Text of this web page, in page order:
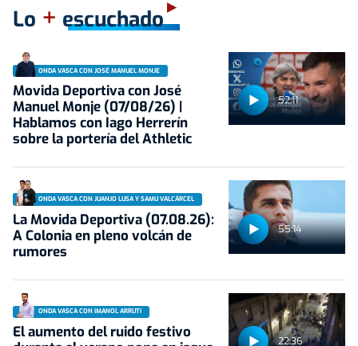
Lo + escuchado
52:11
ONDA VASCA CON JOSÉ MANUEL MONJE
Movida Deportiva con José
Manuel Monje (07/08/26) |
Hablamos con Iago Herrerín
sobre la portería del Athletic
55:14
ONDA VASCA CON JUANJO LUSA Y SAMU VALCÁRCEL
La Movida Deportiva (07.08.26):
A Colonia en pleno volcán de
rumores
22:36
ONDA VASCA CON IMANOL ARRUTI
El aumento del ruido festivo